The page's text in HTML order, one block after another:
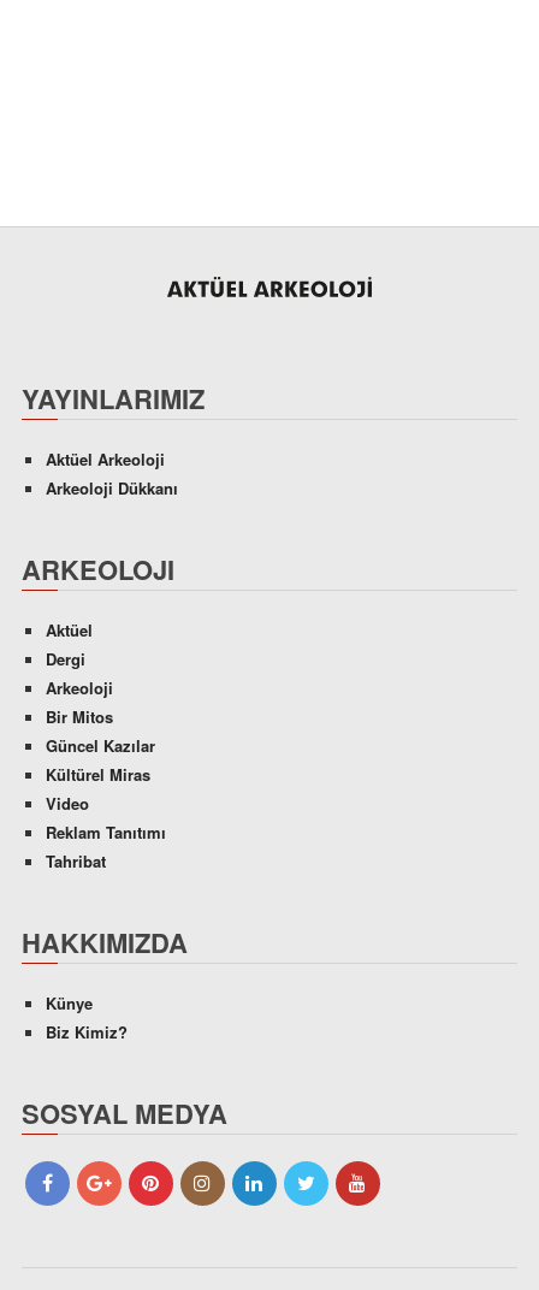
YAYINLARIMIZ
Aktüel Arkeoloji
Arkeoloji Dükkanı
ARKEOLOJI
Aktüel
Dergi
Arkeoloji
Bir Mitos
Güncel Kazılar
Kültürel Miras
Video
Reklam Tanıtımı
Tahribat
HAKKIMIZDA
Künye
Biz Kimiz?
SOSYAL MEDYA